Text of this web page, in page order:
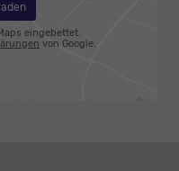
eingebettet.
von Google.